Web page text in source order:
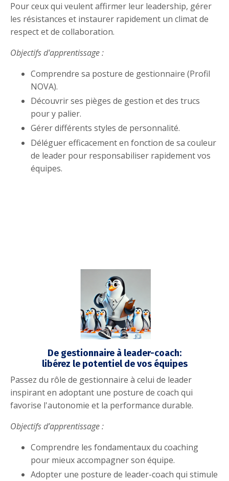
Pour ceux qui veulent affirmer leur leadership, gérer
les résistances et instaurer rapidement un climat de
respect et de collaboration.
Objectifs d'apprentissage :
Comprendre sa posture de gestionnaire (Profil
NOVA).
Découvrir ses pièges de gestion et des trucs
pour y palier.
Gérer différents styles de personnalité.
Déléguer efficacement en fonction de sa couleur
de leader pour responsabiliser rapidement vos
équipes.
De gestionnaire à leader-coach:
libérez le potentiel de vos équipes
Passez du rôle de gestionnaire à celui de leader
inspirant en adoptant une posture de coach qui
favorise l'autonomie et la performance durable.
Objectifs d’apprentissage :
Comprendre les fondamentaux du coaching
pour mieux accompagner son équipe.
Adopter une posture de leader-coach qui stimule